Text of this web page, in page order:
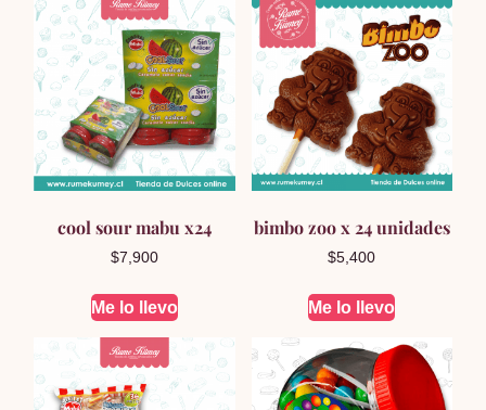
cool sour mabu x24
$7,900
Me lo llevo
bimbo zoo x 24 unidades
$5,400
Me lo llevo